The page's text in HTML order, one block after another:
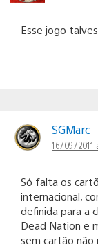
Esse jogo
SGMarc
16/09/2011
Só falta os
internacional,
definida para a
Dead Nation e
sem cartão não